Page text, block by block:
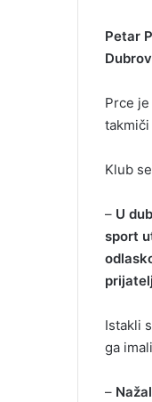
Petar
Prce
Klub
– U
sport
Istakli
ga
–